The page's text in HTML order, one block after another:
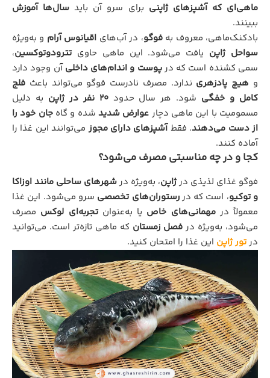
ماهی‌ای که آشپزهای ژاپنی برای سرو آن باید سال‌ها آموزش
ببینند.
بادکنک‌ماهی، معروف بهفوگو، در آب‌های اقیانوس آرام و به‌ویژه
سواحل ژاپن یافت می‌شود. این ماهی حاوی تترودوتوکسین،
سمی کشنده است که درپوست و اندام‌های داخلیآن وجود دارد
و هیچ پادزهری ندارد. مصرف نادرست فوگو می‌تواند باعث فلج
کامل و خفگی شود. هر سال حدود20 نفر در ژاپن
به دلیل
مسمومیت با این ماهی دچار عوارض شدیدشده و گاهجان خود را
از دست می‌دهند. فقطآشپزهای دارای مجوز می‌توانند این غذا را
آماده کنند.
کجا و در چه مناسبتی مصرف می‌شود؟
فوگو غذای لذیذی درژاپن، به‌ویژه درشهرهای ساحلی مانند اوزاکا
و توکیو، است که دررستوران‌های تخصصی سرو می‌شود. این غذا
معمولاً درمهمانی‌های خاص یا به‌عنوانتجربه‌ای لوکس مصرف
می‌شود، به‌ویژه در فصل زمستان که ماهی تازه‌تر است. می‌توانید
درتور ژاپن این غذا را امتحان کنید.